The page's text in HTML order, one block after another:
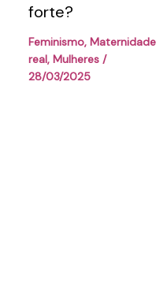
forte?
Feminismo, Maternidade
real, Mulheres/
28/03/2025